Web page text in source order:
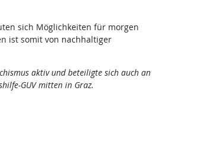
sich Möglichkeiten für morgen
ist somit von nachhaltiger
aktiv und beteiligte sich auch an
GUV mitten in Graz.